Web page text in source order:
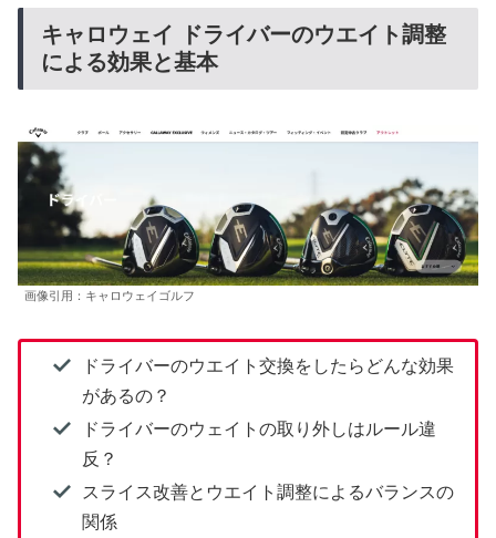
キャロウェイ ドライバーのウエイト調整
による効果と基本
画像引用：キャロウェイゴルフ
ドライバーのウエイト交換をしたらどんな効果
があるの？
ドライバーのウェイトの取り外しはルール違
反？
スライス改善とウエイト調整によるバランスの
関係